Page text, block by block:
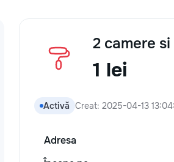
2 camere
1 lei
Activă Creat: 2025-04-13
Adresa